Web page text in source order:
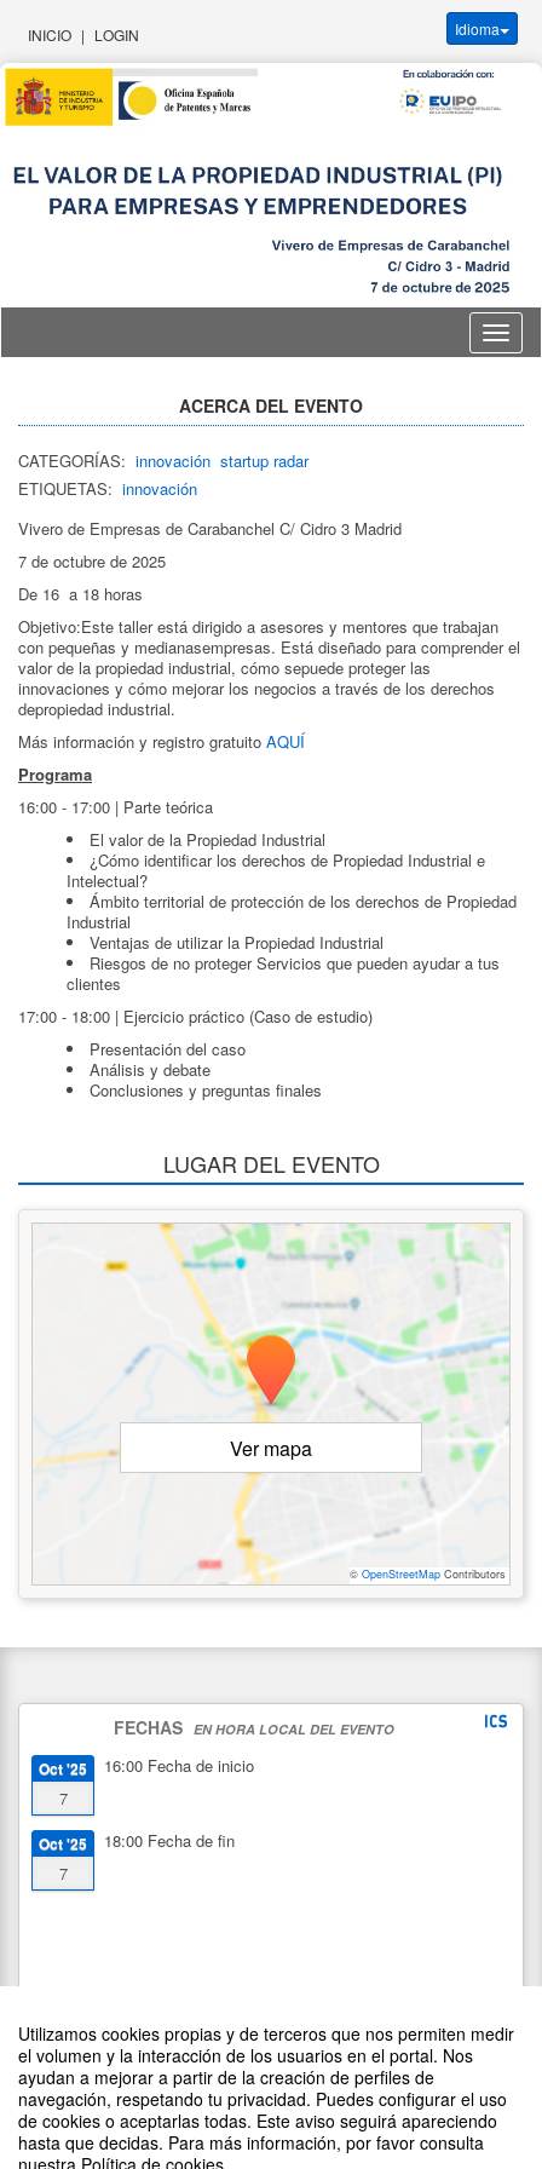
Utilizamos cookies propias y de terceros que nos permiten medir
el volumen y la interacción de los usuarios en el portal. Nos
ayudan a mejorar a partir de la creación de perfiles de
navegación, respetando tu privacidad. Puedes configurar el uso
de cookies o aceptarlas todas. Este aviso seguirá apareciendo
hasta que decidas. Para más información, por favor consulta
nuestra Política de cookies.
INICIO | LOGIN Idioma
Idioma
ACERCA DEL EVENTO
CATEGORÍAS: innovación startup radar
ETIQUETAS: innovación
Vivero de Empresas de Carabanchel C/ Cidro 3 Madrid
7 de octubre de 2025
De 16 a 18 horas
Objetivo:Este taller está dirigido a asesores y mentores que trabajan
con pequeñas y medianasempresas. Está diseñado para comprender el
valor de la propiedad industrial, cómo sepuede proteger las
innovaciones y cómo mejorar los negocios a través de los derechos
depropiedad industrial.
Más información y registro gratuito AQUÍ
Programa
16:00 - 17:00 | Parte teórica
El valor de la Propiedad Industrial
¿Cómo identificar los derechos de Propiedad Industrial e
Intelectual?
Ámbito territorial de protección de los derechos de Propiedad
Industrial
Ventajas de utilizar la Propiedad Industrial
Riesgos de no proteger Servicios que pueden ayudar a tus
clientes
17:00 - 18:00 | Ejercicio práctico (Caso de estudio)
Presentación del caso
Análisis y debate
Conclusiones y preguntas finales
LUGAR DEL EVENTO
Ver mapa
© OpenStreetMap Contributors
FECHAS EN HORA LOCAL DEL EVENTO
Oct '25
7
16:00 Fecha de inicio
Oct '25
7
18:00 Fecha de fin
DIFUNDE TU EVENTO PONIENDO EL SIGUIENTE CÓDIGO
EN TU SITIO